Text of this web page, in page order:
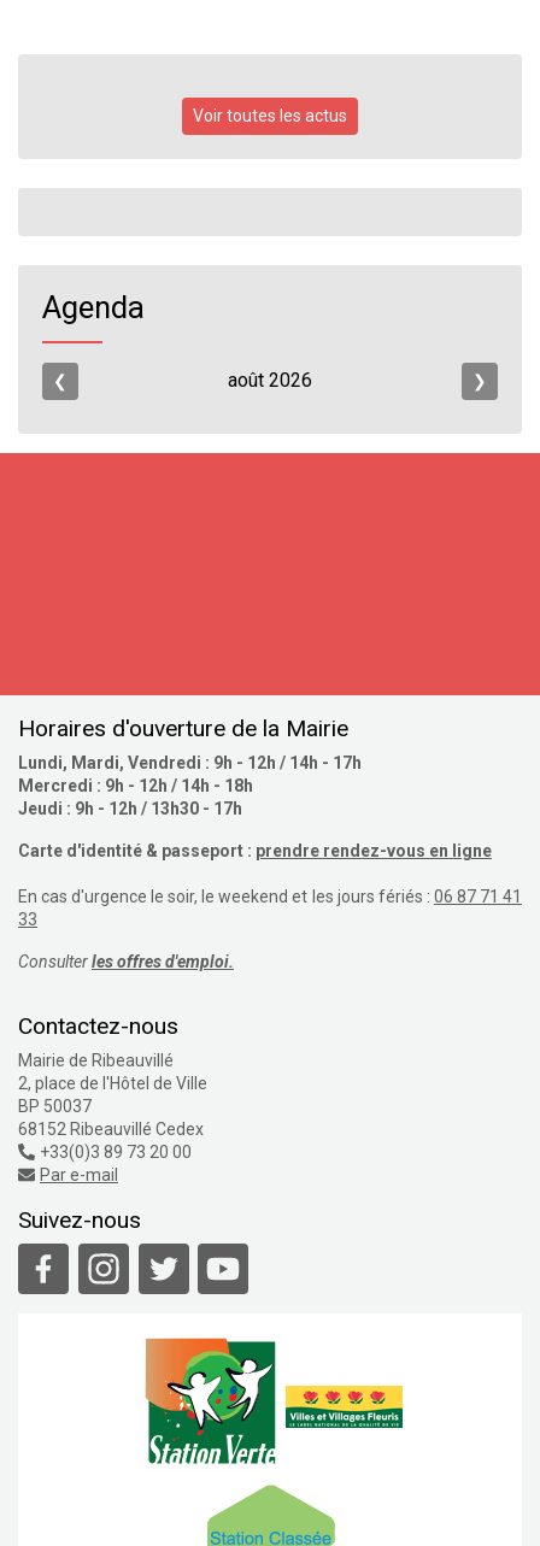
Voir toutes les actus
Agenda
❮ août 2026 ❯
Horaires d'ouverture de la Mairie
Lundi, Mardi, Vendredi : 9h - 12h / 14h - 17h
Mercredi : 9h - 12h / 14h - 18h
Jeudi : 9h - 12h / 13h30 - 17h
Carte d'identité & passeport : prendre rendez-vous en ligne
En cas d'urgence le soir, le weekend et les jours fériés : 06 87 71 41
33
Consulterles offres d'emploi.
Contactez-nous
Mairie de Ribeauvillé
2, place de l'Hôtel de Ville
BP 50037
68152 Ribeauvillé Cedex
+33(0)3 89 73 20 00
Par e-mail
Suivez-nous